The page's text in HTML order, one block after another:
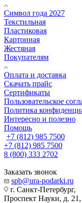
Символ года 2027
Текстильная
Пластиковая
Картонная
Жестяная
Покупателям
Оплата и доставка
Скачать прайс
Сертификаты
Пользовательское
Политика
Интересно и полезно
Помощь
+7 (812) 985 7500
+7 (812) 985 7500
8 (800) 333 2702
Заказать звонок
spb@ura-podarki.ru
г. Санкт-Петербург,
Проспект Науки, д. 21,